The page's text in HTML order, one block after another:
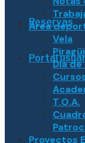
Reservas
Portal
Área
Vela
Día
T.O.A.
Proyectos